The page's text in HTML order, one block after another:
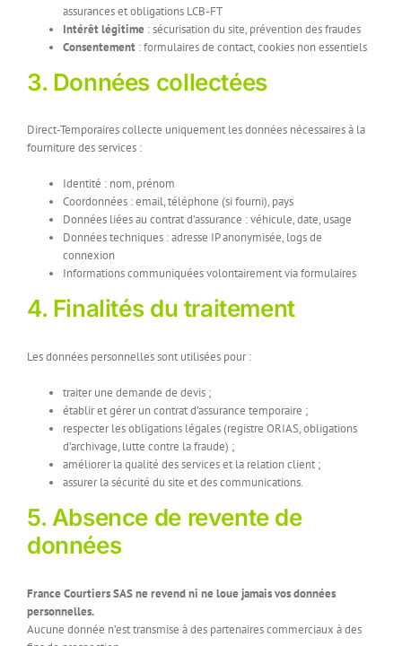
assurances et obligations LCB-FT
Intérêt légitime : sécurisation du site, prévention des fraudes
Consentement: formulaires de contact, cookies non essentiels
3. Données collectées
Direct-Temporaires collecte uniquement les données nécessaires à la
fourniture des services :
Identité : nom, prénom
Coordonnées : email, téléphone (si fourni), pays
Données liées au contrat d’assurance : véhicule, date, usage
Données techniques : adresse IP anonymisée, logs de
connexion
Informations communiquées volontairement via formulaires
4. Finalités du traitement
Les données personnelles sont utilisées pour :
traiter une demande de devis ;
établir et gérer un contrat d’assurance temporaire ;
respecter les obligations légales (registre ORIAS, obligations
d’archivage, lutte contre la fraude) ;
améliorer la qualité des services et la relation client ;
assurer la sécurité du site et des communications.
5. Absence de revente de
données
France Courtiers SAS ne revend ni ne loue jamais vos données
personnelles.
Aucune donnée n’est transmise à des partenaires commerciaux à des